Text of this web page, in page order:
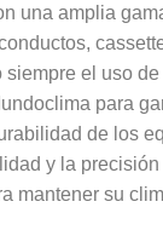
una amplia
el uso
para
de los
y la
mantener su